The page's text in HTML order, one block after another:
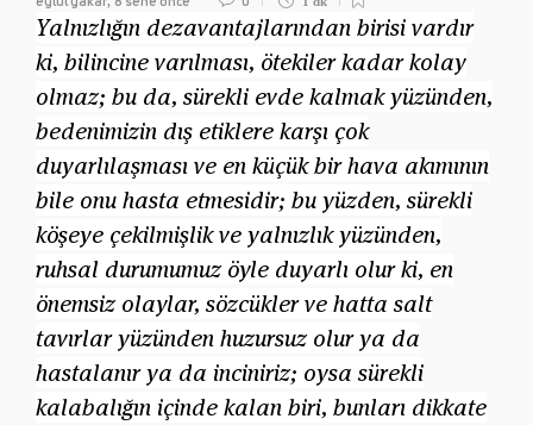
Yalnızlığın dezavantajlarından birisi vardır
ki, bilincine varılması, ötekiler kadar kolay
olmaz; bu da, sürekli evde kalmak yüzünden,
bedenimizin dış etiklere karşı çok
duyarlılaşması ve en küçük bir hava akımının
bile onu hasta etmesidir; bu yüzden, sürekli
köşeye çekilmişlik ve yalnızlık yüzünden,
ruhsal durumumuz öyle duyarlı olur ki, en
önemsiz olaylar, sözcükler ve hatta salt
tavırlar yüzünden huzursuz olur ya da
hastalanır ya da inciniriz; oysa sürekli
kalabalığın içinde kalan biri, bunları dikkate